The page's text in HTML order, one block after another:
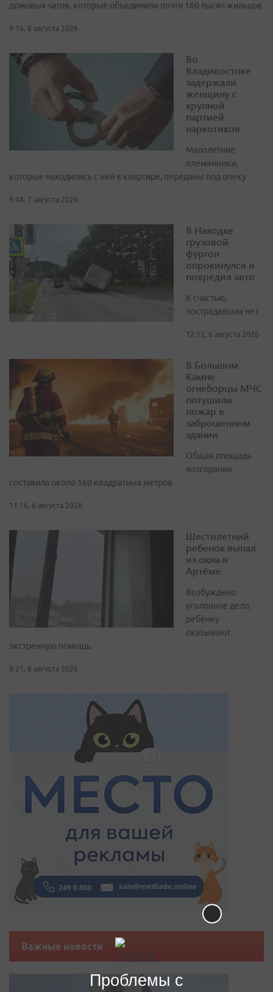
домовых чатов, которые объединили почти 160 тысяч жильцов
9:16, 8 августа 2026
Во
Владивостоке
задержали
женщину с
крупной
партией
наркотиков
Малолетние
племянники,
которые находились с ней в квартире, переданы под опеку
9:48, 7 августа 2026
В Находке
грузовой
фургон
опрокинулся и
повредил авто
К счастью,
пострадавших нет
12:12, 6 августа 2026
В Большом
Камне
огнеборцы МЧС
потушили
пожар в
заброшенном
здании
Общая площадь
возгорания
составила около 160 квадратных метров
11:16, 6 августа 2026
Шестилетний
ребенок выпал
из окна в
Артёме
Возбуждено
уголовное дело,
ребёнку
оказывают
экстренную помощь
9:21, 6 августа 2026
Важные новости
Проблемы с